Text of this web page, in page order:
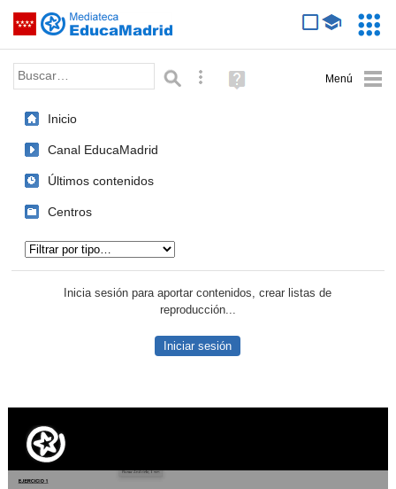
Saltar navegación
Palabra o frase: Búsqueda avanzada
Ayuda
(en
Inicio
Canal EducaMadrid
Últimos contenidos
Centros
Inicia sesión para aportar contenidos, crear listas de
reproducción...
Iniciar sesión